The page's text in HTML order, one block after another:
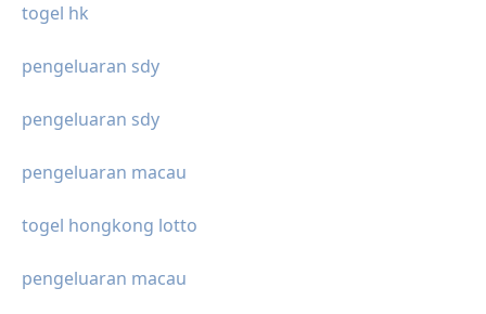
togel hk
pengeluaran sdy
pengeluaran sdy
pengeluaran macau
togel hongkong lotto
pengeluaran macau